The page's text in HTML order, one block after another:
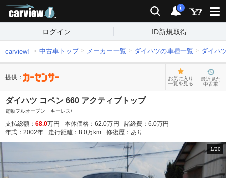
検索 通知
i
ログイン ID新規取得
carview! 中古車トップ メーカー一覧 ダイハツの車種一覧 ダイハ
提供：
お気に入り
一覧を見る
最近見た
中古車
ダイハツ コペン 660 アクティブトップ
電動フルオープン キーレス/
支払総額： 68.0万円 本体価格： 62.0万円 諸経費： 6.0万円
年式： 2002年 走行距離： 8.0万km 修復歴： あり
1/20